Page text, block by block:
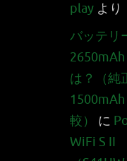
play より
バッテリ
は？（純
較）
に
WiFi S II